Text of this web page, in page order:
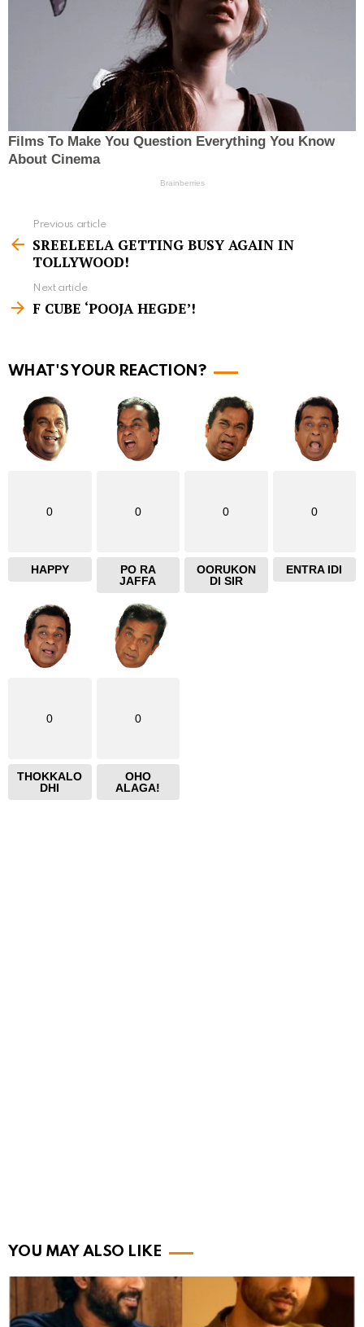
e
m
e
Previous article
SREELEELA GETTING BUSY AGAIN IN
TOLLYWOOD!
Next article
F CUBE ‘POOJA HEGDE’!
WHAT'S YOUR REACTION?
0
HAPPY
0
PO RA
JAFFA
0
OORUKON
DI SIR
0
ENTRA IDI
0
THOKKALO
DHI
0
OHO
ALAGA!
YOU MAY ALSO LIKE